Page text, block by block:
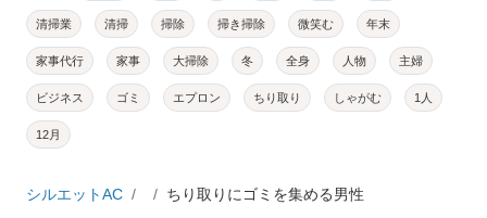
清掃業 清掃 掃除 掃き掃除 微笑む 年末
家事代行 家事 大掃除 冬 全身 人物 主婦
ビジネス ゴミ エプロン ちり取り しゃがむ 1人
12月
シルエットAC ちり取りにゴミを集める男性